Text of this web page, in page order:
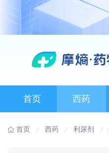
首页 西药
首页 西药 利尿剂